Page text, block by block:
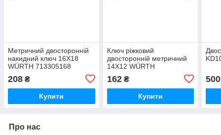
Метричний двосторонній
накидний ключ 16X18
WÜRTH 713305168
208 ₴
Купити
Ключ ріжковий
двосторонній метричний
14X12 WÜRTH
162₴
Купити
500
Про нас